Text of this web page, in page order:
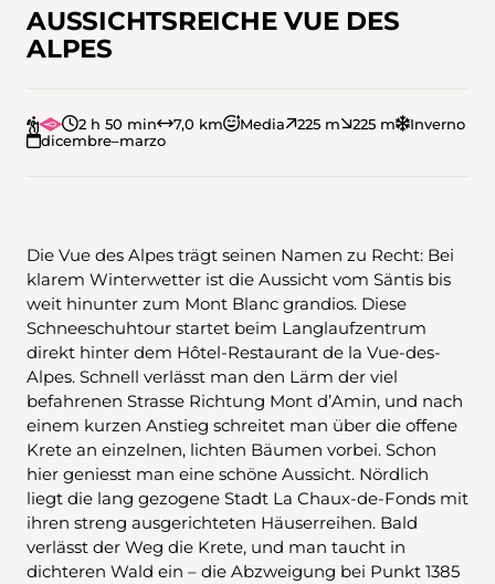
AUSSICHTSREICHE VUE DES
ALPES
2 h 50 min 7,0 km Media 225 m 225 m
Inverno
dicembre–marzo
Die Vue des Alpes trägt seinen Namen zu Recht: Bei
klarem Winterwetter ist die Aussicht vom Säntis bis
weit hinunter zum Mont Blanc grandios. Diese
Schneeschuhtour startet beim Langlaufzentrum
direkt hinter dem Hôtel-Restaurant de la Vue-des-
Alpes. Schnell verlässt man den Lärm der viel
befahrenen Strasse Richtung Mont d’Amin, und nach
einem kurzen Anstieg schreitet man über die offene
Krete an einzelnen, lichten Bäumen vorbei. Schon
hier geniesst man eine schöne Aussicht. Nördlich
liegt die lang gezogene Stadt La Chaux-de-Fonds mit
ihren streng ausgerichteten Häuserreihen. Bald
verlässt der Weg die Krete, und man taucht in
dichteren Wald ein – die Abzweigung bei Punkt 1385